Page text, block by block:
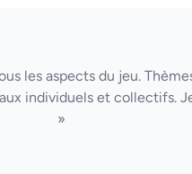
les aspects du jeu.
individuels et collectifs.
»